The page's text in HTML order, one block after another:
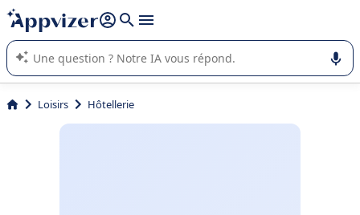
répondre (plusieurs lignes avec
L'IA de Appvizer vous guide dans l'utilisation ou la sélection de
logiciel SaaS en entreprise.
Loisirs Hôtellerie